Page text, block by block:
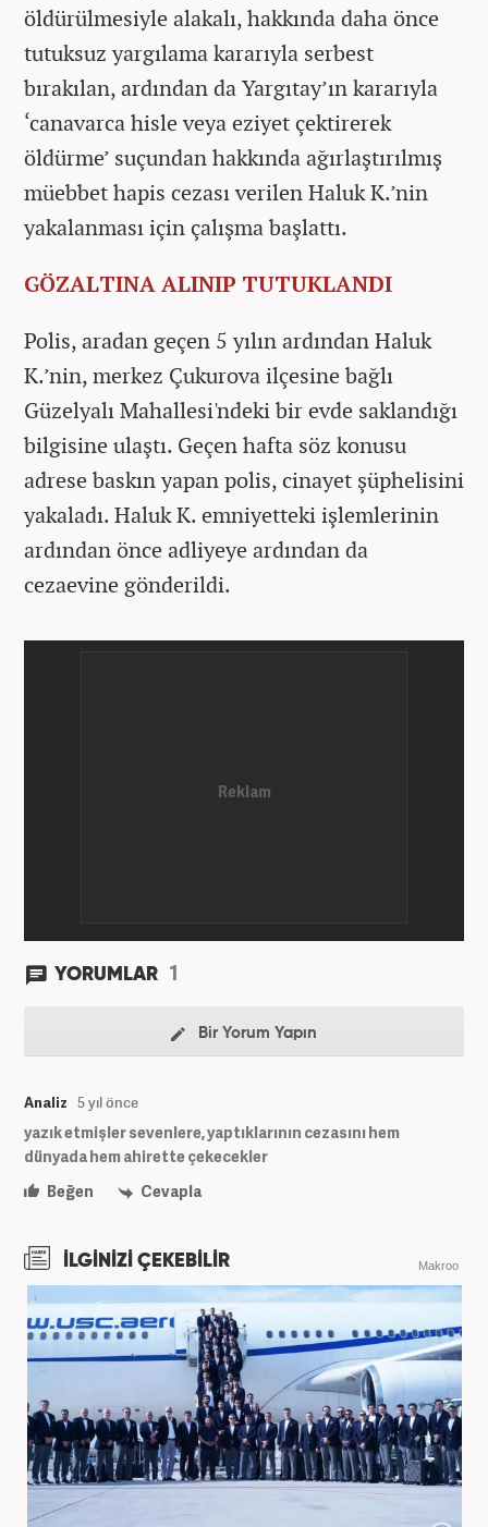
öldürülmesiyle alakalı, hakkında daha önce
tutuksuz yargılama kararıyla serbest
bırakılan, ardından da Yargıtay’ın kararıyla
‘canavarca hisle veya eziyet çektirerek
öldürme’ suçundan hakkında ağırlaştırılmış
müebbet hapis cezası verilen Haluk K.’nin
yakalanması için çalışma başlattı.
GÖZALTINA ALINIP TUTUKLANDI
Polis, aradan geçen 5 yılın ardından Haluk
K.’nin, merkez Çukurova ilçesine bağlı
Güzelyalı Mahallesi'ndeki bir evde saklandığı
bilgisine ulaştı. Geçen hafta söz konusu
adrese baskın yapan polis, cinayet şüphelisini
yakaladı. Haluk K. emniyetteki işlemlerinin
ardından önce adliyeye ardından da
cezaevine gönderildi.
YORUMLAR 1
Bir Yorum Yapın
Analiz 5 yıl önce
yazık etmişler sevenlere, yaptıklarının cezasını hem
dünyada hem ahirette çekecekler
Beğen
Cevapla
İLGİNİZİ ÇEKEBİLİR Makroo